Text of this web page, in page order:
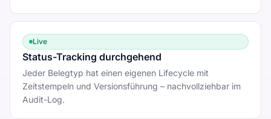
Live
Status-Tracking durchgehend
Jeder Belegtyp hat einen eigenen Lifecycle mit
Zeitstempeln und Versionsführung – nachvollziehbar im
Audit-Log.